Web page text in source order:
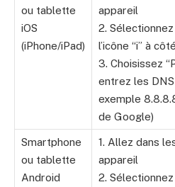
ou tablette
iOS
(iPhone/iPad)
appareil
2.
l’icône “i” à
3. Choisissez
entrez les
exemple
de Google)
Smartphone
ou tablette
Android
1. Allez dans
appareil
2.